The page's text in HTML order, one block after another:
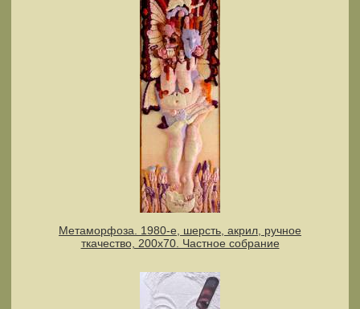
Метаморфоза. 1980-е, шерсть, акрил, ручное
ткачество, 200x70. Частное собрание